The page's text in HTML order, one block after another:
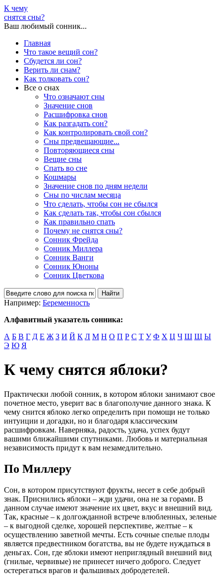
К чему
снятся сны?
Ваш любимый сонник...
Главная
Что такое вещий сон?
Сбудется ли сон?
Верить ли снам?
Как толковать сон?
Все о снах
Что означают сны
Значение снов
Расшифровка снов
Как разгадать сон?
Как контролировать свой сон?
Сны предвещающие...
Повторяющиеся сны
Вещие сны
Спать во сне
Кошмары
Значение снов по дням недели
Сны по числам месяца
Что сделать, чтобы сон не сбылся
Как сделать так, чтобы сон сбылся
Как правильно спать
Почему не снятся сны?
Сонник Фрейда
Сонник Миллера
Сонник Ванги
Сонник Юноны
Сонник Цветкова
Например: Беременность
Алфавитный указатель сонника:
А Б В Г Д Е Ж З И Й К Л М Н О П Р С Т У Ф Х Ц Ч Ш Щ Ы
Э Ю Я
К чему снятся яблоки?
Практически любой сонник, в котором яблоки занимают свое
почетное место, уверит вас в благополучие данного знака. К
чему снится яблоко легко определить при помощи не только
интуиции и догадки, но и благодаря классическим
расшифровкам. Наверняка, радость, удача, успех будут
вашими ближайшими спутниками. Любовь и материальная
независимость придут к вам незамедлительно.
По Миллеру
Сон, в котором присутствуют фрукты, несет в себе добрый
знак. Приснились яблоки – жди удачи, она не за горами. В
данном случае имеют значение их цвет, вкус и внешний вид.
Так, красные – к долгожданной встрече влюбленных, зеленые
– к выгодной сделке, хорошей перспективе, желтые – к
осуществлению заветной мечты. Есть сочные спелые плоды
является предвестником богатства, вы не будете нуждаться в
деньгах. Сон, где яблоки имеют неприглядный внешний вид
(гнилые, червивые) не принесет ничего доброго. Следует
остерегаться врагов и фальшивых добродетелей.